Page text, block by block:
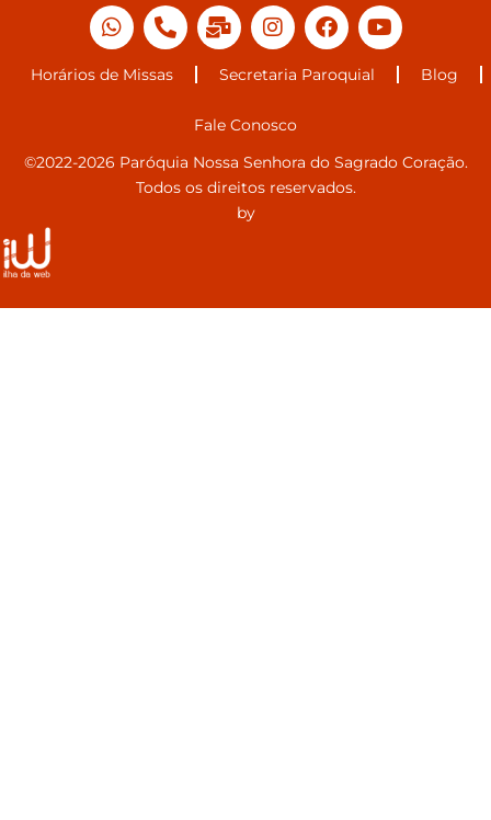
Horários de Missas Secretaria Paroquial Blog
Fale Conosco
©2022-2026 Paróquia Nossa Senhora do Sagrado Coração.
Todos os direitos reservados.
by